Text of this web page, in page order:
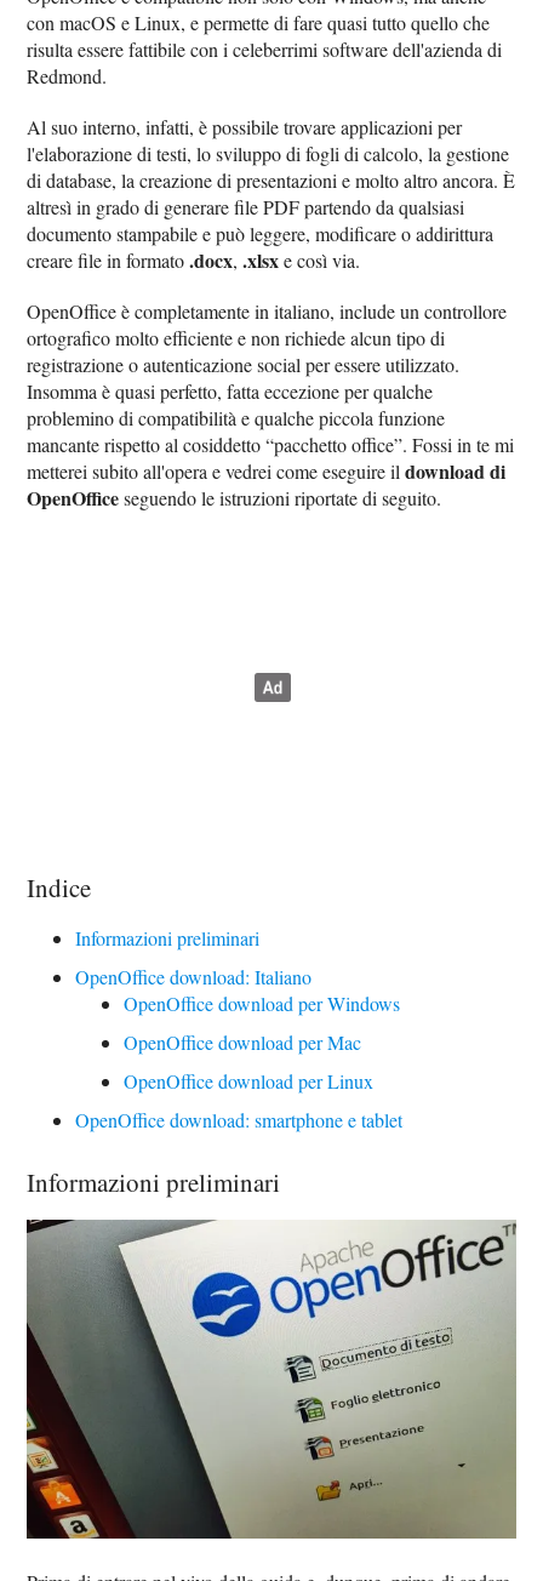
con macOS e Linux, e permette di fare quasi tutto quello che
risulta essere fattibile con i celeberrimi software dell'azienda di
Redmond.
Al suo interno, infatti, è possibile trovare applicazioni per
l'elaborazione di testi, lo sviluppo di fogli di calcolo, la gestione
di database, la creazione di presentazioni e molto altro ancora. È
altresì in grado di generare file PDF partendo da qualsiasi
documento stampabile e può leggere, modificare o addirittura
creare file in formato.docx,.xlsxe così via.
OpenOffice è completamente in italiano, include un controllore
ortografico molto efficiente e non richiede alcun tipo di
registrazione o autenticazione social per essere utilizzato.
Insomma è quasi perfetto, fatta eccezione per qualche
problemino di compatibilità e qualche piccola funzione
mancante rispetto al cosiddetto “pacchetto office”. Fossi in te mi
metterei subito all'opera e vedrei come eseguire ildownload di
OpenOfficeseguendo le istruzioni riportate di seguito.
Indice
Informazioni preliminari
OpenOffice download: Italiano
OpenOffice download per Windows
OpenOffice download per Mac
OpenOffice download per Linux
OpenOffice download: smartphone e tablet
Informazioni preliminari